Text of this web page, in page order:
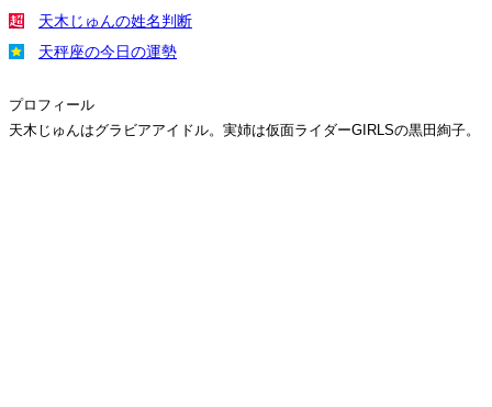
天木じゅんの姓名判断
天秤座の今日の運勢
プロフィール
天木じゅんはグラビアアイドル。実姉は仮面ライダーGIRLSの黒田絢子。